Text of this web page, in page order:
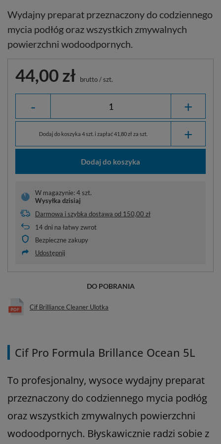
Wydajny preparat przeznaczony do codziennego
mycia podłóg oraz wszystkich zmywalnych
powierzchni wodoodpornych.
44,00 zł brutto/szt.
- +
Dodaj do koszyka 4 szt. i zapłać 41,80 zł za szt. +
Dodaj do koszyka
W magazynie: 4 szt.
Wysyłka dzisiaj
Darmowa i szybka dostawa od 150,00 zł
14dni na łatwy zwrot
Bezpieczne zakupy
Udostępnij
DO POBRANIA
Cif Brilliance Cleaner Ulotka
Cif Pro Formula Brillance Ocean 5L
To profesjonalny, wysoce wydajny preparat
przeznaczony do codziennego mycia podłóg
oraz wszystkich zmywalnych powierzchni
wodoodpornych. Błyskawicznie radzi sobie z